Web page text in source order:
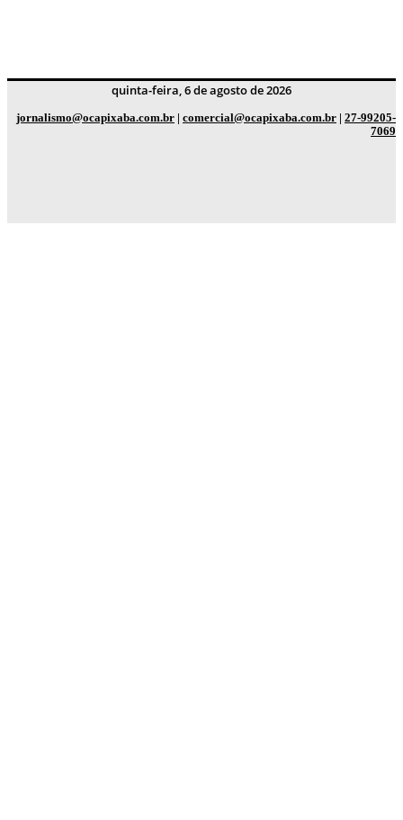
quinta-feira, 6 de agosto de 2026
jornalismo@ocapixaba.com.br | comercial@ocapixaba.com.br | 27-99205-
7069